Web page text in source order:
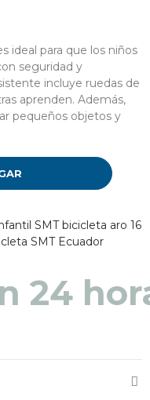
ideal para que los niños
seguridad y
incluye ruedas de
aprenden. Además,
pequeños objetos y
SMT bicicleta aro 16
SMT Ecuador
24